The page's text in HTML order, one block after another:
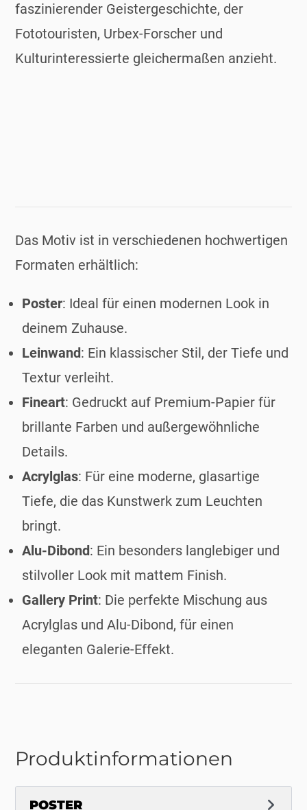
faszinierender Geistergeschichte, der
Fototouristen, Urbex-Forscher und
Kulturinteressierte gleichermaßen anzieht.
Das Motiv ist in verschiedenen hochwertigen
Formaten erhältlich:
Poster: Ideal für einen modernen Look in
deinem Zuhause.
Leinwand: Ein klassischer Stil, der Tiefe und
Textur verleiht.
Fineart: Gedruckt auf Premium-Papier für
brillante Farben und außergewöhnliche
Details.
Acrylglas: Für eine moderne, glasartige
Tiefe, die das Kunstwerk zum Leuchten
bringt.
Alu-Dibond: Ein besonders langlebiger und
stilvoller Look mit mattem Finish.
Gallery Print: Die perfekte Mischung aus
Acrylglas und Alu-Dibond, für einen
eleganten Galerie-Effekt.
Produktinformationen
POSTER